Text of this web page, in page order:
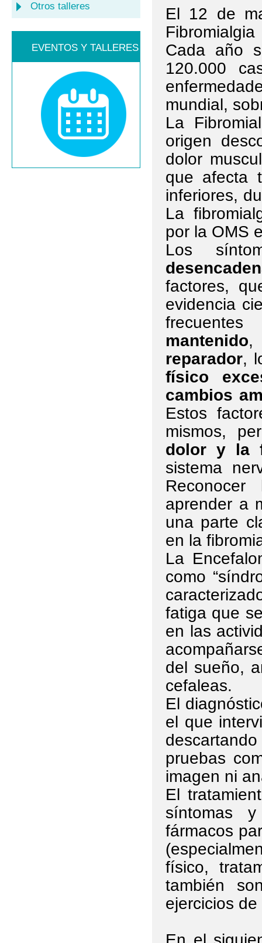
Otros talleres
EVENTOS Y TALLERES
El 12 de
Cada año
120.000
mundial,
La
origen
dolor
que afecta
inferiores,
La
por la OMS
Los
factores,
evidencia
mantenido,
reparador,
físico
cambios
Estos
mismos,
dolor y la
sistema
Reconocer
aprender a
una parte
en la
La
como
fatiga que
en las
del sueño,
cefaleas.
El
el que
pruebas
imagen ni
El
síntomas
fármacos
físico,
también
ejercicios